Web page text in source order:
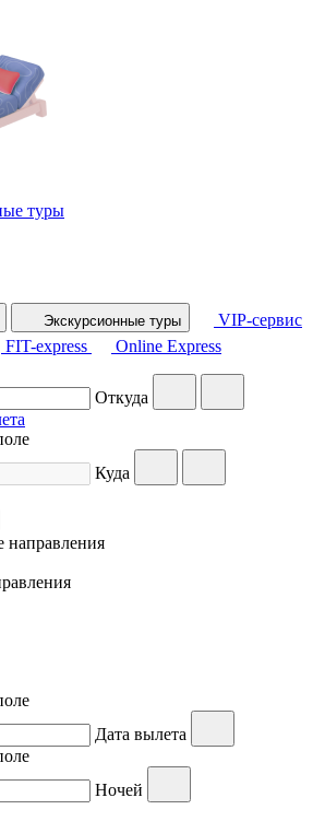
туры
Экскурсионные туры
VIP-сервис
FIT-express Online Express
Откуда
Куда
направления
Дата вылета
Ночей